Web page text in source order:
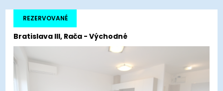
Bratislava III, Rača - Východné
REZERVOVANÉ